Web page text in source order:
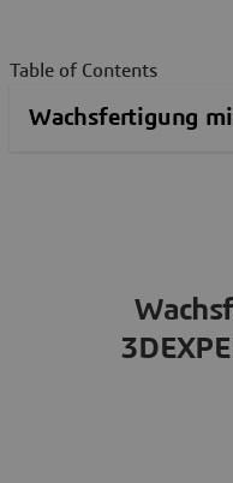
Table of Contents